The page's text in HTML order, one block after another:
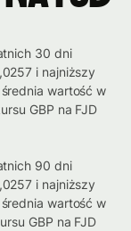
30 dni
i najniższy
wartość w
GBP na FJD
90 dni
i najniższy
wartość w
GBP na FJD